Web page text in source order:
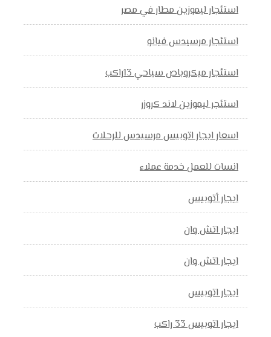
استئجار ليموزين مطار في مصر
استئجار مرسيدس فيانو
استئجار ميكروباص سياحي 13راكب
استئجر ليموزين لاند كروزر
اسعار ايجار اتوبيس مرسيدس للرحلات
انسات للعمل خدمة عملاء
ايجار أتوبيس
ايجار اتش وان
ايجار اتش وان
ايجار اتوبيس
ايجار اتوبيس 33 راكب